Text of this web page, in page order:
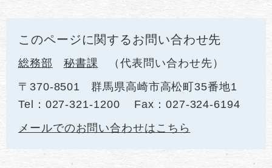
このページに関するお問い合わせ先
総務部 秘書課
代表問い合わせ先
〒370-8501
群馬県高崎市高松町35番地1
Tel：027-321-1200
Fax：027-324-6194
メールでのお問い合わせはこちら